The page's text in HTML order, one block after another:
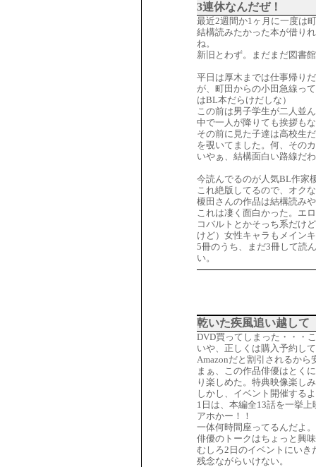
3連休なんだぜ！
最近2週間か1ヶ月に一度は
結構読みたかった本が借り
ね。
新旧とわず。まだまだ図書
平日は厚木までは仕事帰り
が、町田からの小田急線っ
はBL本だらけだしな）
この前は男子学生が二人並
中で一人が降りても挨拶も
その前に見た子達は高校生
を覗いてました。何、その
いやぁ、結構面白い路線だ
今読んでるのが人気BL作家
これ絶版してるので、オク
榎田さんの作品は結構読み
これは凄く面白かった。エ
コバルトとかそっち系だけ
けど）女性キャラもメイン
5冊のうち、まだ3冊して読
い。
乾いた疾風追い越して
DVD買ってしまった・・・
いや、正しくは購入予約し
Amazonだと割引されるか
まぁ、この作品俳優はとく
り楽しめた。特典映像楽し
しかし、イベント開催する
1日は、本編全13話を一挙上
アホかー！！
一体何時間座ってるんだよ
俳優のトークはちょっと興
むしろ2日のイベントにい
残念ながらいけない。